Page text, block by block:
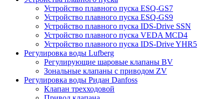
Устройство плавного пуска ESQ-GS7
Устройство плавного пуска ESQ-GS9
Устройство плавного пуска IDS-Drive SSN
Устройство плавного пуска VEDA MCD4
Устройство плавного пуска IDS-Drive YHR5
Регулировка воды Lufberg
Регулирующие шаровые клапаны BV
Зональные клапаны с приводом ZV
Регулировка воды Ридан Danfoss
Клапан трехходовой